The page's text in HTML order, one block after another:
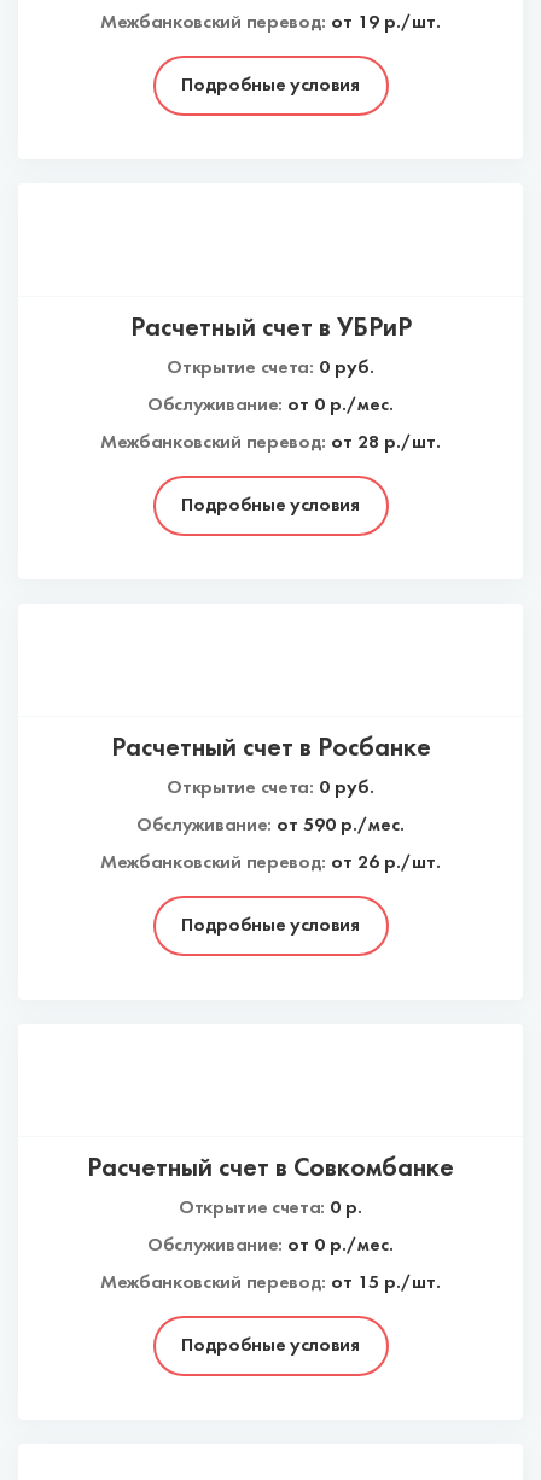
Подробные условия
Межбанковский перевод: от 19 р./шт.
Подробные условия
Расчетный счет в УБРиР
Открытие счета: 0руб.
Обслуживание: от 0р./мес.
Межбанковский перевод: от 28 р./шт.
Подробные условия
Расчетный счет в Росбанке
Открытие счета: 0руб.
Обслуживание: от 590р./мес.
Межбанковский перевод: от 26 р./шт.
Подробные условия
Расчетный счет в Совкомбанке
Открытие счета: 0 р.
Обслуживание: от 0р./мес.
Межбанковский перевод: от 15 р./шт.